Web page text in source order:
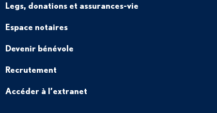
Legs, donations et assurances-vie
Espace notaires
Devenir bénévole
Recrutement
Accéder à l’extranet